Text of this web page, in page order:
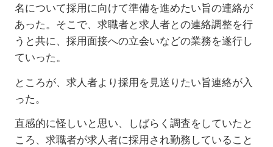
名について採用に向けて準備を進めたい旨の連絡が
あった。そこで、求職者と求人者との連絡調整を行
うと共に、採用面接への立会いなどの業務を遂行し
ていった。
ところが、求人者より採用を見送りたい旨連絡が入
った。
直感的に怪しいと思い、しばらく調査をしていたと
ころ、求職者が求人者に採用され勤務していること